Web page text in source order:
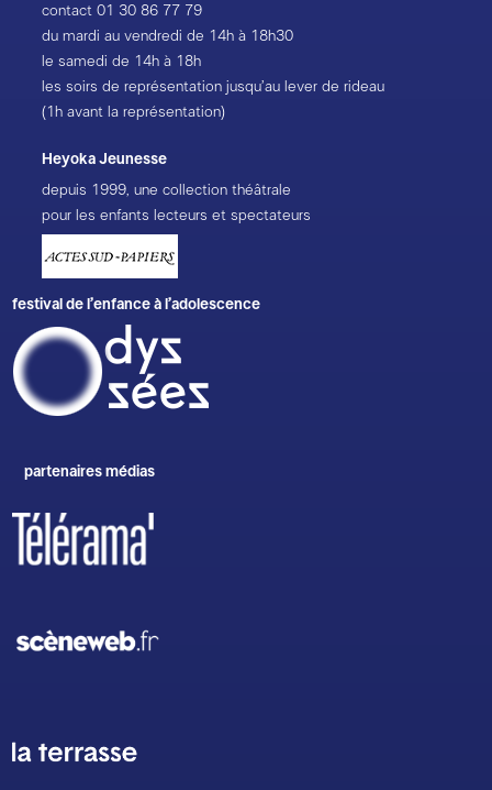
contact 01 30 86 77 79
du mardi au vendredi de 14h à 18h30
le samedi de 14h à 18h
les soirs de représentation jusqu’au lever de rideau
(1h avant la représentation)
Heyoka Jeunesse
depuis 1999, une collection théâtrale
pour les enfants lecteurs et spectateurs
festival de l’enfance à l’adolescence
partenaires médias